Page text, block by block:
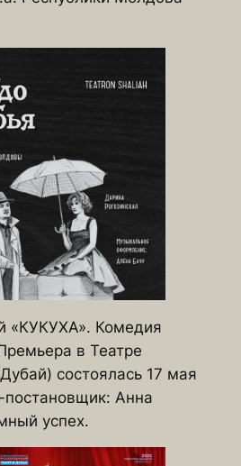
«КУКУХА». Комедия
в Театре
состоялась 17 мая
Анна
успех.